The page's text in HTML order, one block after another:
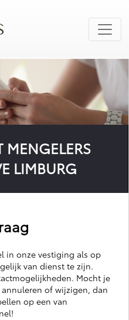
MENGELERS
LIMBURG
in onze vestiging als op
van dienst te zijn.
Mocht je
of wijzigen, dan
op een van